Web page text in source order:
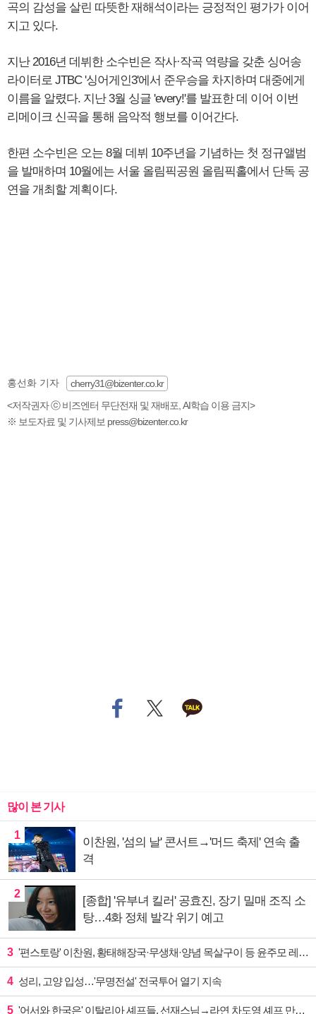
곡의 감성을 살린 따뜻한 재해석이라는 긍정적인 평가가 이어
지고 있다.
지난 2016년 데뷔한 소수빈은 작사·작곡 역량을 갖춘 싱어송
라이터로 JTBC '싱어게인3'에서 준우승을 차지하며 대중에게
이름을 알렸다. 지난 3월 싱글 'every!'를 발표한 데 이어 이번
리메이크 신곡을 통해 음악적 행보를 이어간다.
한편 소수빈은 오는 8월 데뷔 10주년을 기념하는 첫 정규앨범
을 발매하며 10월에는 서울 올림픽공원 올림픽홀에서 단독 공
연을 개최할 계획이다.
홍선화 기자
cherry31@bizenter.co.kr
<저작권자 ⓒ 비즈엔터 무단전재 및 재배포, AI학습 이용 금지>
※ 보도자료 및 기사제보 press@bizenter.co.kr
많이 본 기사
1
이찬원, '섬의 날' 콘서트→'머드 축제' 연속 출
격
2
[종합] '유부녀 킬러' 공효진, 장기 밀매 조직 소
탕…4화 정체 발각 위기 예고
3 '편스토랑' 이찬원, 황태해장국·무생채·양념 목살구이 등 윤주모 레시피 섭렵
4 성리, 고양 입성…'무명전설' 전국투어 열기 지속
5 '어서와 한국은' 이탈리아 셰프들, 선재스님→라연 차도영 셰프 만난다